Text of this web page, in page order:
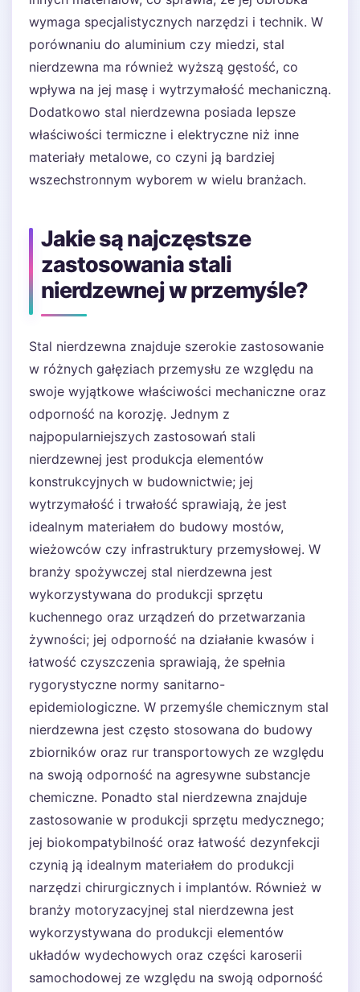
wymaga specjalistycznych narzędzi i technik. W
porównaniu do aluminium czy miedzi, stal
nierdzewna ma również wyższą gęstość, co
wpływa na jej masę i wytrzymałość mechaniczną.
Dodatkowo stal nierdzewna posiada lepsze
właściwości termiczne i elektryczne niż inne
materiały metalowe, co czyni ją bardziej
wszechstronnym wyborem w wielu branżach.
Jakie są najczęstsze
zastosowania stali
nierdzewnej w przemyśle?
Stal nierdzewna znajduje szerokie zastosowanie
w różnych gałęziach przemysłu ze względu na
swoje wyjątkowe właściwości mechaniczne oraz
odporność na korozję. Jednym z
najpopularniejszych zastosowań stali
nierdzewnej jest produkcja elementów
konstrukcyjnych w budownictwie; jej
wytrzymałość i trwałość sprawiają, że jest
idealnym materiałem do budowy mostów,
wieżowców czy infrastruktury przemysłowej. W
branży spożywczej stal nierdzewna jest
wykorzystywana do produkcji sprzętu
kuchennego oraz urządzeń do przetwarzania
żywności; jej odporność na działanie kwasów i
łatwość czyszczenia sprawiają, że spełnia
rygorystyczne normy sanitarno-
epidemiologiczne. W przemyśle chemicznym stal
nierdzewna jest często stosowana do budowy
zbiorników oraz rur transportowych ze względu
na swoją odporność na agresywne substancje
chemiczne. Ponadto stal nierdzewna znajduje
zastosowanie w produkcji sprzętu medycznego;
jej biokompatybilność oraz łatwość dezynfekcji
czynią ją idealnym materiałem do produkcji
narzędzi chirurgicznych i implantów. Również w
branży motoryzacyjnej stal nierdzewna jest
wykorzystywana do produkcji elementów
układów wydechowych oraz części karoserii
samochodowej ze względu na swoją odporność